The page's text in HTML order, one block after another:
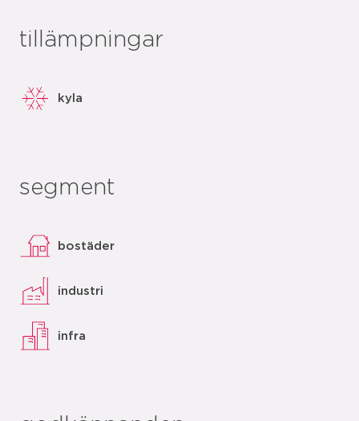
tillämpningar
kyla
segment
bostäder
industri
infra